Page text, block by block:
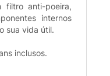
filtro anti-poeira,
internos
sua vida útil.
inclusos.